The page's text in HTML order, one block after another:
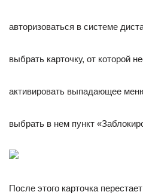
авторизоваться в системе
выбрать карточку, от которой
активировать выпадающее
выбрать в нем пункт
После этого карточка